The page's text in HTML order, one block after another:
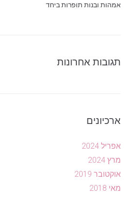
אמהות ובנות תופרות ביחד
תגובות אחרונות
ארכיונים
אפריל 2024
מרץ 2024
אוקטובר 2019
מאי 2018